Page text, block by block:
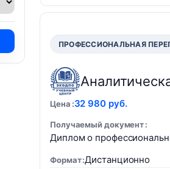
ПРОФЕССИОНАЛЬНАЯ
Цена 32 980 руб.
Получаемый документ
Диплом о
Формат Дистанционно